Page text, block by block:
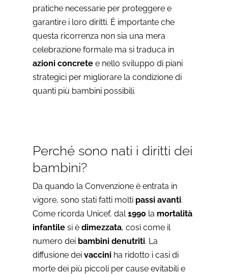
pratiche necessarie per proteggere e
garantire i loro diritti. È importante che
questa ricorrenza non sia una mera
celebrazione formale ma si traduca in
azioni concrete e nello sviluppo di piani
strategici per migliorare la condizione di
quanti più bambini possibili.
Perché sono nati i diritti dei
bambini?
Da quando la Convenzione è entrata in
vigore, sono stati fatti molti passi avanti.
Come ricorda Unicef, dal1990 la mortalità
infantile si è dimezzata, così come il
numero dei bambini denutriti. La
diffusione dei vaccini ha ridotto i casi di
morte dei più piccoli per cause evitabili e